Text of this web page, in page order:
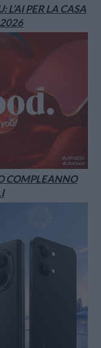
PER LA CASA
COMPLEANNO